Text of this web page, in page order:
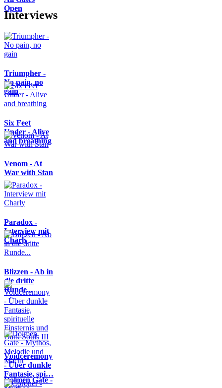
Open
Interviews
Triumpher -
No pain, no
gain
Six Feet
Under - Alive
and breathing
Venom - At
War with Stan
Paradox -
Interview mit
Charly
Blizzen - Ab in
die dritte
Runde...
Voidceremony
- Über dunkle
Fantasie, spi…
Dolmen Gate -